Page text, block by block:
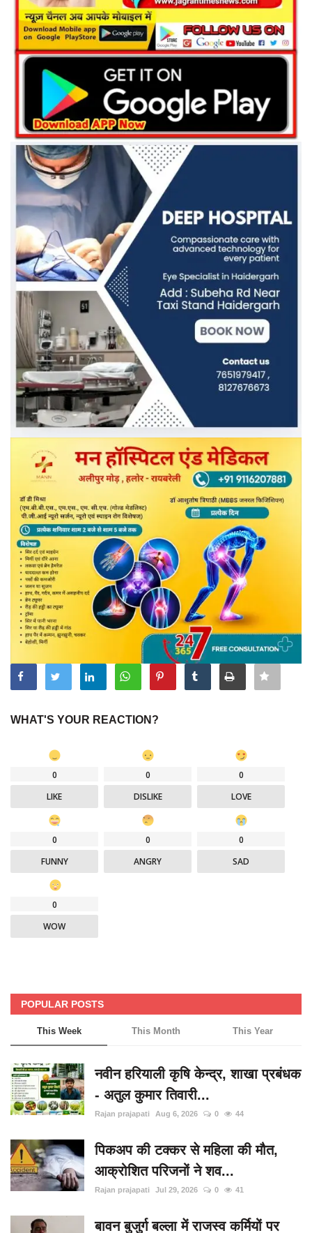
WHAT'S YOUR REACTION?
0
LIKE
0
DISLIKE
0
LOVE
0
FUNNY
0
ANGRY
0
SAD
0
WOW
POPULAR POSTS
This Week This Month This Year
नवीन हरियाली कृषि केन्द्र, शाखा प्रबंधक
- अतुल कुमार तिवारी...
Rajan prajapati Aug 6, 2026 0 44
पिकअप की टक्कर से महिला की मौत,
आक्रोशित परिजनों ने शव...
Rajan prajapati Jul 29, 2026 0 41
बावन बुजुर्ग बल्ला में राजस्व कर्मियों पर